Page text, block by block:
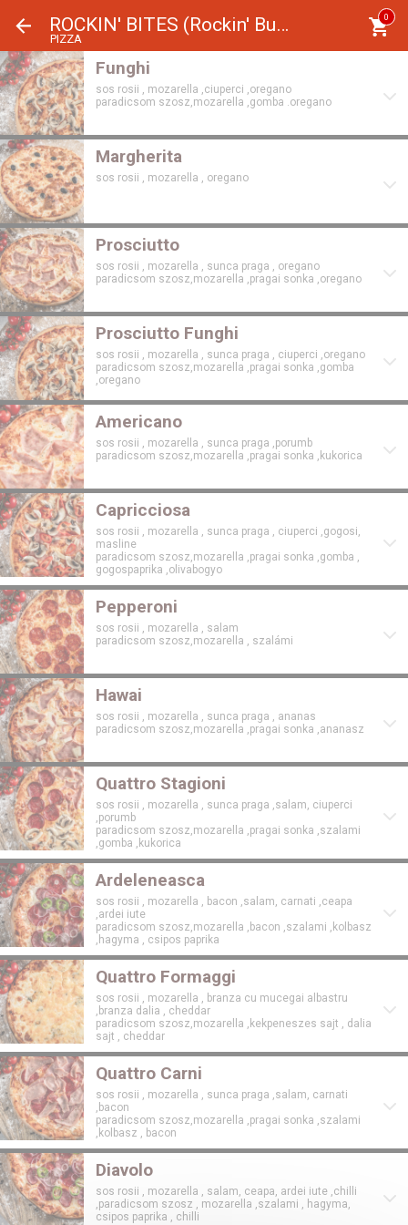
ROCKIN' BITES (Rockin' Burgers)
PIZZA
0
Funghi
sos rosii , mozarella ,ciuperci ,oregano
paradicsom szosz,mozarella ,gomba .oregano
Margherita
sos rosii , mozarella , oregano
Prosciutto
sos rosii , mozarella , sunca praga , oregano
paradicsom szosz,mozarella ,pragai sonka ,oregano
Prosciutto Funghi
sos rosii , mozarella , sunca praga , ciuperci ,oregano
paradicsom szosz,mozarella ,pragai sonka ,gomba
,oregano
Americano
sos rosii , mozarella , sunca praga ,porumb
paradicsom szosz,mozarella ,pragai sonka ,kukorica
Capricciosa
sos rosii , mozarella , sunca praga , ciuperci ,gogosi,
masline
paradicsom szosz,mozarella ,pragai sonka ,gomba ,
gogospaprika ,olivabogyo
Pepperoni
sos rosii , mozarella , salam
paradicsom szosz,mozarella , szalámi
Hawai
sos rosii , mozarella , sunca praga , ananas
paradicsom szosz,mozarella ,pragai sonka ,ananasz
Quattro Stagioni
sos rosii , mozarella , sunca praga ,salam, ciuperci
,porumb
paradicsom szosz,mozarella ,pragai sonka ,szalami
,gomba ,kukorica
Ardeleneasca
sos rosii , mozarella , bacon ,salam, carnati ,ceapa
,ardei iute
paradicsom szosz,mozarella ,bacon ,szalami ,kolbasz
,hagyma , csipos paprika
Quattro Formaggi
sos rosii , mozarella , branza cu mucegai albastru
,branza dalia , cheddar
paradicsom szosz,mozarella ,kekpeneszes sajt , dalia
sajt , cheddar
Quattro Carni
sos rosii , mozarella , sunca praga ,salam, carnati
,bacon
paradicsom szosz,mozarella ,pragai sonka ,szalami
,kolbasz , bacon
Diavolo
sos rosii , mozarella , salam, ceapa, ardei iute ,chilli
,paradicsom szosz , mozarella ,szalami , hagyma,
csipos paprika , chilli